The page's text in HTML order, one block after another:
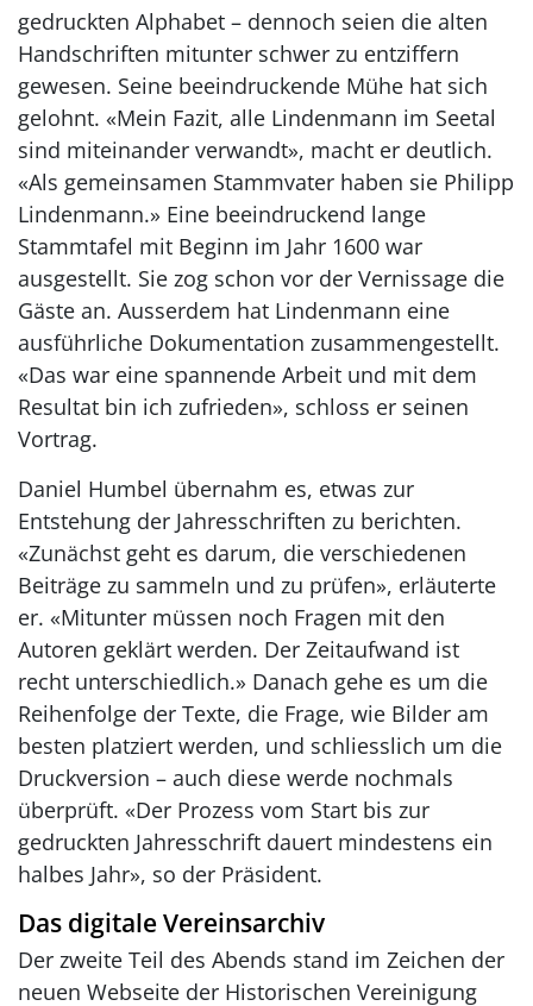
gedruckten Alphabet – dennoch seien die alten
Handschriften mitunter schwer zu entziffern
gewesen. Seine beeindruckende Mühe hat sich
gelohnt. «Mein Fazit, alle Lindenmann im Seetal
sind miteinander verwandt», macht er deutlich.
«Als gemeinsamen Stammvater haben sie Philipp
Lindenmann.» Eine beeindruckend lange
Stammtafel mit Beginn im Jahr 1600 war
ausgestellt. Sie zog schon vor der Vernissage die
Gäste an. Ausserdem hat Lindenmann eine
ausführliche Dokumentation zusammengestellt.
«Das war eine spannende Arbeit und mit dem
Resultat bin ich zufrieden», schloss er seinen
Vortrag.
Daniel Humbel übernahm es, etwas zur
Entstehung der Jahresschriften zu berichten.
«Zunächst geht es darum, die verschiedenen
Beiträge zu sammeln und zu prüfen», erläuterte
er. «Mitunter müssen noch Fragen mit den
Autoren geklärt werden. Der Zeitaufwand ist
recht unterschiedlich.» Danach gehe es um die
Reihenfolge der Texte, die Frage, wie Bilder am
besten platziert werden, und schliesslich um die
Druckversion – auch diese werde nochmals
überprüft. «Der Prozess vom Start bis zur
gedruckten Jahresschrift dauert mindestens ein
halbes Jahr», so der Präsident.
Das digitale Vereinsarchiv
Der zweite Teil des Abends stand im Zeichen der
neuen Webseite der Historischen Vereinigung